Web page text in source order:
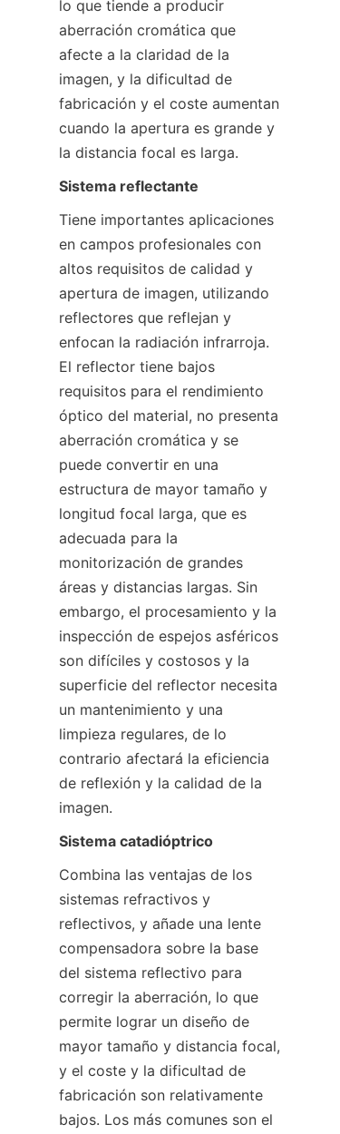
lo que tiende a producir
aberración cromática que
afecte a la claridad de la
imagen, y la dificultad de
fabricación y el coste aumentan
cuando la apertura es grande y
la distancia focal es larga.
Sistema reflectante
Tiene importantes aplicaciones
en campos profesionales con
altos requisitos de calidad y
apertura de imagen, utilizando
reflectores que reflejan y
enfocan la radiación infrarroja.
El reflector tiene bajos
requisitos para el rendimiento
óptico del material, no presenta
aberración cromática y se
puede convertir en una
estructura de mayor tamaño y
longitud focal larga, que es
adecuada para la
monitorización de grandes
áreas y distancias largas. Sin
embargo, el procesamiento y la
inspección de espejos asféricos
son difíciles y costosos y la
superficie del reflector necesita
un mantenimiento y una
limpieza regulares, de lo
contrario afectará la eficiencia
de reflexión y la calidad de la
imagen.
Sistema catadióptrico
Combina las ventajas de los
sistemas refractivos y
reflectivos, y añade una lente
compensadora sobre la base
del sistema reflectivo para
corregir la aberración, lo que
permite lograr un diseño de
mayor tamaño y distancia focal,
y el coste y la dificultad de
fabricación son relativamente
bajos. Los más comunes son el